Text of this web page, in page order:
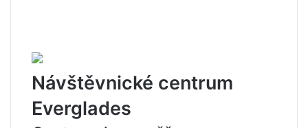
Návštěvnické centrum
Everglades